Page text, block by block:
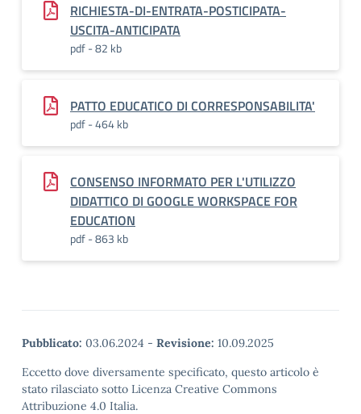
RICHIESTA-DI-ENTRATA-POSTICIPATA-
USCITA-ANTICIPATA
pdf - 82 kb
PATTO EDUCATICO DI CORRESPONSABILITA'
pdf - 464 kb
CONSENSO INFORMATO PER L'UTILIZZO
DIDATTICO DI GOOGLE WORKSPACE FOR
EDUCATION
pdf - 863 kb
Pubblicato: 03.06.2024 - Revisione: 10.09.2025
Eccetto dove diversamente specificato, questo articolo è
stato rilasciato sotto Licenza Creative Commons
Attribuzione 4.0 Italia.